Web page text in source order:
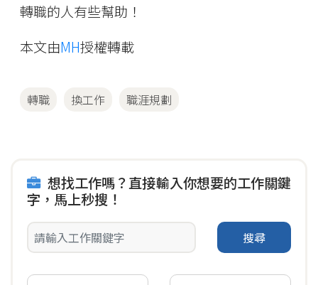
轉職的人有些幫助！
本文由MH授權轉載
轉職 換工作 職涯規劃
想找工作嗎？直接輸入你想要的工作關鍵
字，馬上秒搜！
搜尋